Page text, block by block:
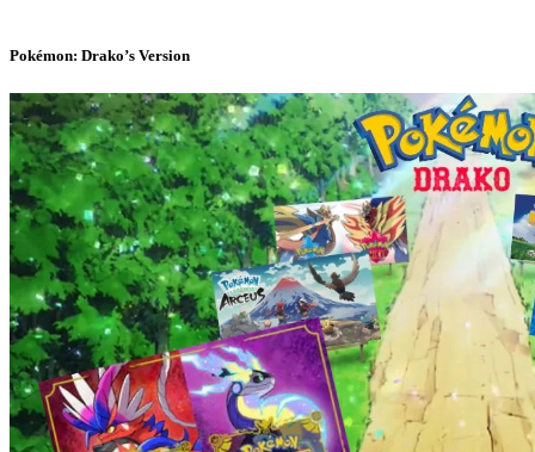
Pokémon: Drako’s Version